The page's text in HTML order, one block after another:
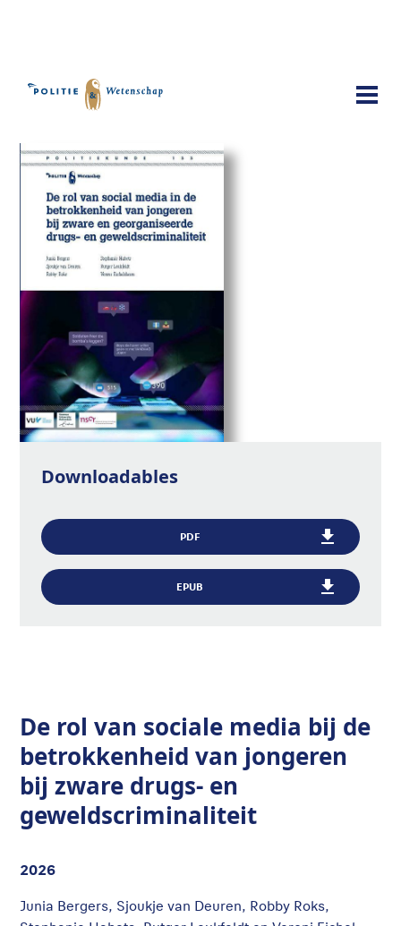
Publicaties
De rol van sociale media bij de
betrokkenheid van jongeren bij zware
Downloadables
PDF
EPUB
De rol van sociale media bij de
betrokkenheid van jongeren
bij zware drugs- en
geweldscriminaliteit
2026
Junia Bergers, Sjoukje van Deuren, Robby Roks,